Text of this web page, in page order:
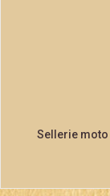
Sellerie moto